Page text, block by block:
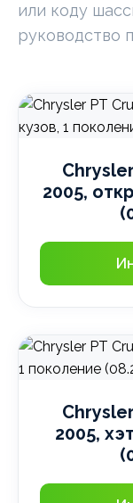
или коду
руководство
2005,
2005,